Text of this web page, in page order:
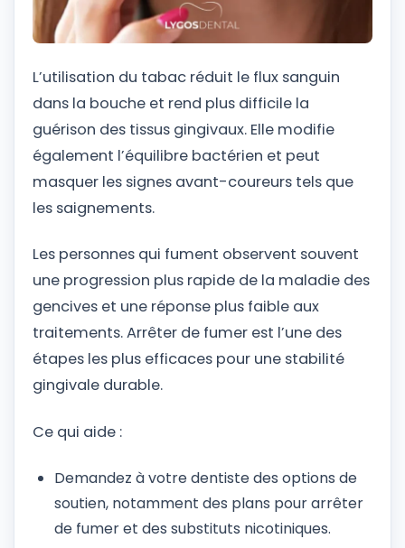
L’utilisation du tabac réduit le flux sanguin
dans la bouche et rend plus difficile la
guérison des tissus gingivaux. Elle modifie
également l’équilibre bactérien et peut
masquer les signes avant-coureurs tels que
les saignements.
Les personnes qui fument observent souvent
une progression plus rapide de la maladie des
gencives et une réponse plus faible aux
traitements. Arrêter de fumer est l’une des
étapes les plus efficaces pour une stabilité
gingivale durable.
Ce qui aide :
Demandez à votre dentiste des options de
soutien, notamment des plans pour arrêter
de fumer et des substituts nicotiniques.